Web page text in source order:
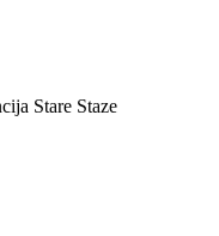
Stare Staze